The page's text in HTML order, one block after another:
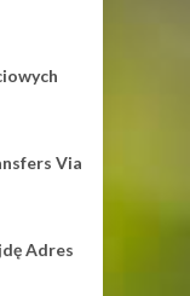
Via
Adres